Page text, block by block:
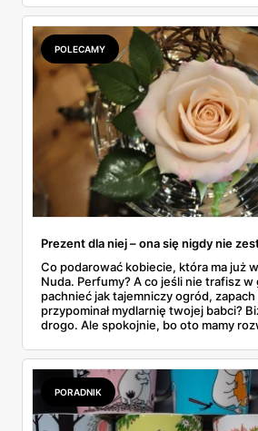
Dzień Mamy, w których na pewno
wyjątkowego!
POLECAMY
Prezent dla niej – ona się nigdy nie
Co podarować kobiecie, która ma już
Nuda. Perfumy? A co jeśli nie trafisz w
pachnieć jak tajemniczy ogród,
przypominał mydlarnię twojej babci?
drogo. Ale spokojnie, bo oto mamy
róża w szkle LED – bo przecież
to taki, który nigdy nie zwiędnie.
PORADNIK